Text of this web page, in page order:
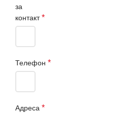
за
контакт*
Телефон *
Адреса *